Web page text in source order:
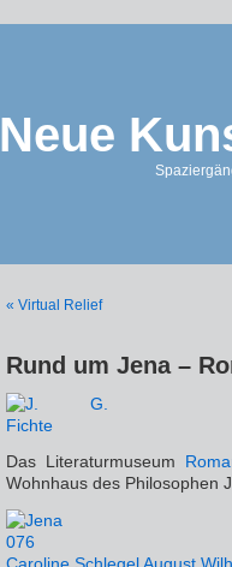
Neue
« Virtual Relief
Rund um Jena –
Das Literaturmuseum
Wohnhaus des Philosophen
Caroline SchlegelAugust